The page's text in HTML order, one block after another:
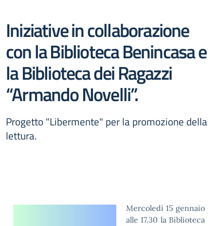
Iniziative in collaborazione
con la Biblioteca Benincasa e
la Biblioteca dei Ragazzi
“Armando Novelli”.
Progetto "Libermente" per la promozione della
lettura.
Mercoledì 15 gennaio
alle 17.30 la Biblioteca